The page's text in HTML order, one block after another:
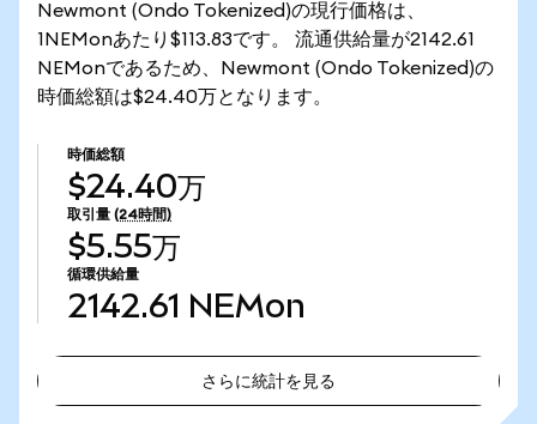
Newmont (Ondo Tokenized)の現行価格は、
1NEMonあたり$113.83です。 流通供給量が2142.61
NEMonであるため、Newmont (Ondo Tokenized)の
時価総額は$24.40万となります。
時価総額
$24.40万
取引量 (24時間)
$5.55万
循環供給量
2142.61 NEMon
さらに統計を見る